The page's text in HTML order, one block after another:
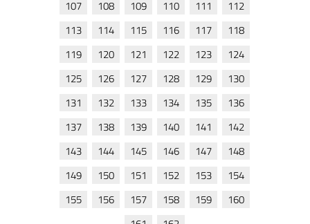
107
108 109 110 111
112
113
114 115 116 117
118
119
120 121 122 123
124
125
126 127 128 129
130
131
132 133 134 135
136
137
138 139 140 141
142
143
144 145 146 147
148
149
150 151 152 153
154
155
156 157 158 159
160